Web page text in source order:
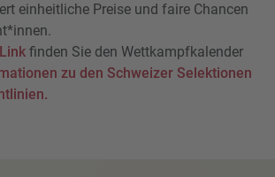
einheitliche Preise und faire Chancen
finden Sie den Wettkampfkalender
zu den Schweizer Selektionen